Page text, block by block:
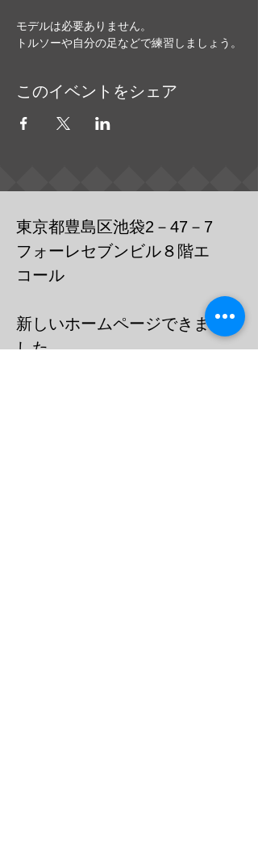
モデルは必要ありません。
トルソーや自分の足などで練習しましょう。
このイベントをシェア
東京都豊島区池袋2－47－7
フォーレセブンビル８階エ
コール
​新しいホームページできま
した